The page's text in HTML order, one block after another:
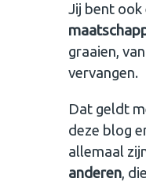
Jij bent ook
graaien,
vervangen.
Dat geldt
deze blog
allemaal
anderen,